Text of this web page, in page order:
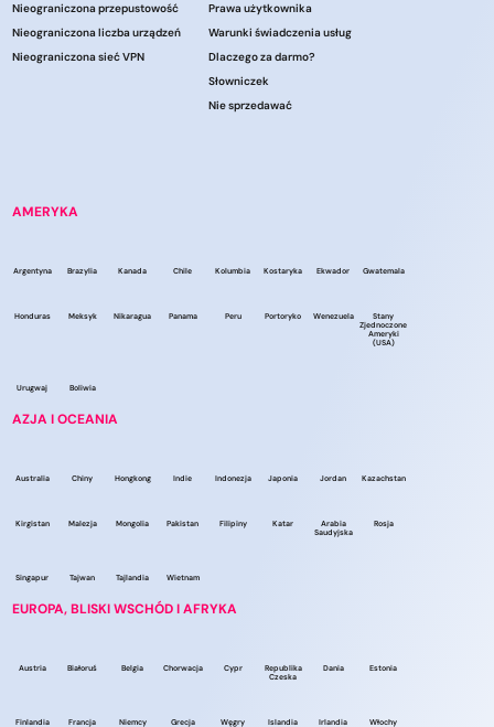
Nieograniczona przepustowość
Nieograniczona liczba urządzeń
Nieograniczona sieć VPN
Prawa użytkownika
Warunki świadczenia usług
Dlaczego za darmo?
Słowniczek
Nie sprzedawać
AMERYKA
Argentyna Brazylia Kanada Chile Kolumbia Kostaryka Ekwador Gwatemala
Honduras Meksyk Nikaragua Panama Peru Portoryko Wenezuela
Stany
Zjednoczone
Ameryki
(USA)
Urugwaj Boliwia
AZJA I OCEANIA
Australia Chiny Hongkong Indie Indonezja Japonia Jordan Kazachstan
Kirgistan Malezja Mongolia Pakistan Filipiny Katar
Arabia
Saudyjska
Rosja
Singapur Tajwan Tajlandia Wietnam
EUROPA, BLISKI WSCHÓD I AFRYKA
Austria Białoruś Belgia Chorwacja Cypr
Republika
Czeska
Dania Estonia
Finlandia Francja Niemcy Grecja Węgry Islandia Irlandia Włochy